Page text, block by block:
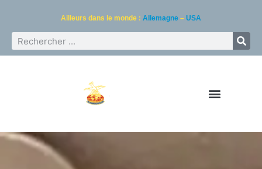
Ailleurs dans le monde : Allemagne – USA